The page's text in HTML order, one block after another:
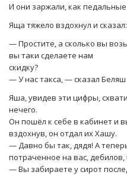
И они заржали, как
Яща тяжело вздохнул и сказал:
— Простите, а сколько вы
вы таки сделаете нам
скидку?
— У нас такса, — сказал
Яша, увидев эти цифры,
нечего.
Он пошёл к себе в кабинет и
вздохнув, он отдал их Хашу.
— Давно бы так, дядя! А
потраченное на вас, дебилов,
— Вы забираете у сирот